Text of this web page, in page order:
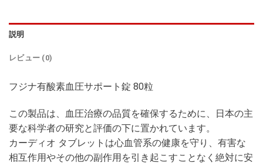
説明
レビュー (0)
フジナ有酸素血圧サポート錠 80粒
この製品は、血圧治療の品質を確保するために、日本の主
要な科学者の研究と評価の下に置かれています。
カーディオ タブレットは心血管系の健康を守り、有害な
相互作用やその他の副作用を引き起こすことなく絶対に安